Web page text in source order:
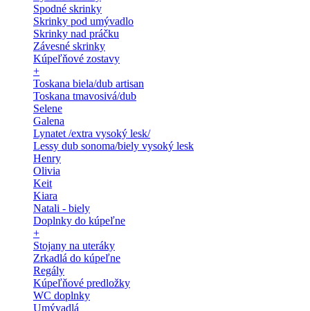
Spodné skrinky
Skrinky pod umývadlo
Skrinky nad práčku
Závesné skrinky
Kúpeľňové zostavy
+
Toskana biela/dub artisan
Toskana tmavosivá/dub
Selene
Galena
Lynatet /extra vysoký lesk/
Lessy dub sonoma/biely vysoký lesk
Henry
Olivia
Keit
Kiara
Natali - biely
Doplnky do kúpeľne
+
Stojany na uteráky
Zrkadlá do kúpeľne
Regály
Kúpeľňové predložky
WC doplnky
Umývadlá